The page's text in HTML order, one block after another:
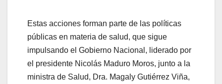
Estas acciones forman parte de las políticas
públicas en materia de salud, que sigue
impulsando el Gobierno Nacional, liderado por
el presidente Nicolás Maduro Moros, junto a la
ministra de Salud, Dra. Magaly Gutiérrez Viña,